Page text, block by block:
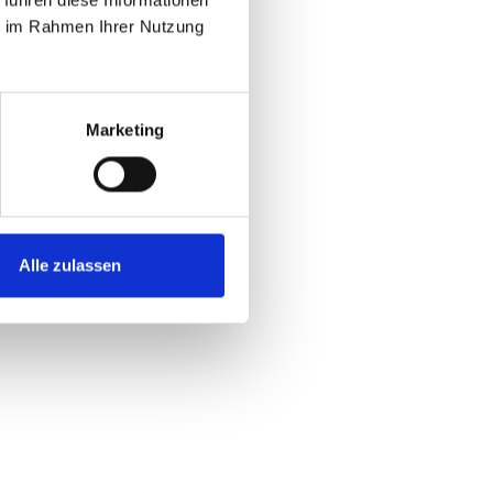
Rahmen Ihrer Nutzung
Marketing
Alle zulassen